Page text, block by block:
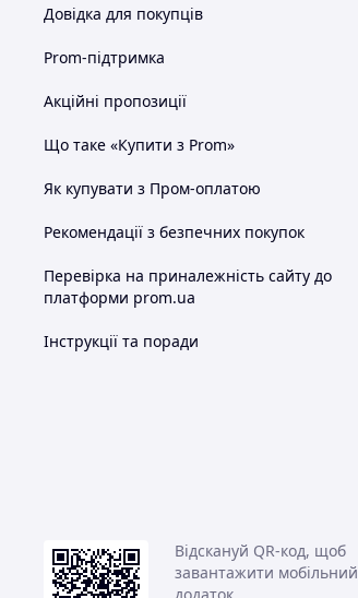
Довідка для покупців
Prom-підтримка
Акційні пропозиції
Що таке «Купити з Prom»
Як купувати з Пром-оплатою
Рекомендації з безпечних покупок
Перевірка на приналежність сайту до
платформи prom.ua
Інструкції та поради
Відскануй QR-код, щоб
завантажити мобільний